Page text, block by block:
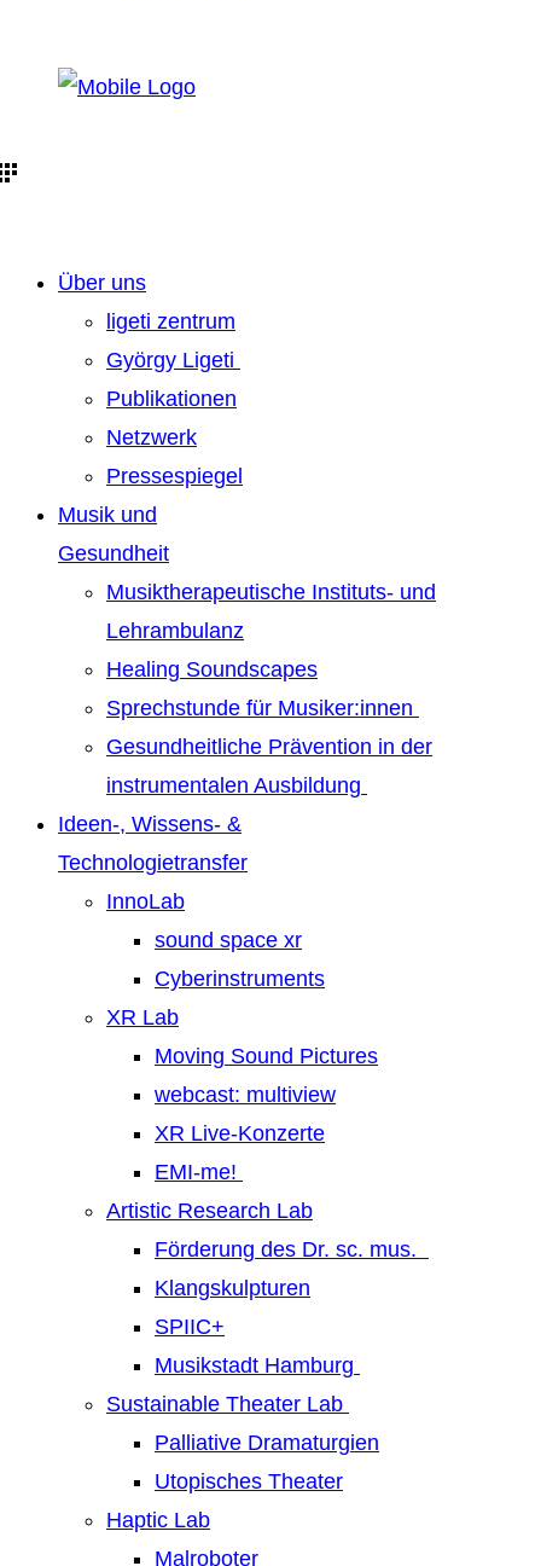
Über uns
ligeti zentrum
György Ligeti
Publikationen
Netzwerk
Pressespiegel
Musik und
Gesundheit
Musiktherapeutische Instituts- und
Lehrambulanz
Healing Soundscapes
Sprechstunde für Musiker:innen
Gesundheitliche Prävention in der
instrumentalen Ausbildung
Ideen-, Wissens- &
Technologietransfer
InnoLab
sound space xr
Cyberinstruments
XR Lab
Moving Sound Pictures
webcast: multiview
XR Live-Konzerte
EMI-me!
Artistic Research Lab
Förderung des Dr. sc. mus.
Klangskulpturen
SPIIC+
Musikstadt Hamburg
Sustainable Theater Lab
Palliative Dramaturgien
Utopisches Theater
Haptic Lab
Malroboter